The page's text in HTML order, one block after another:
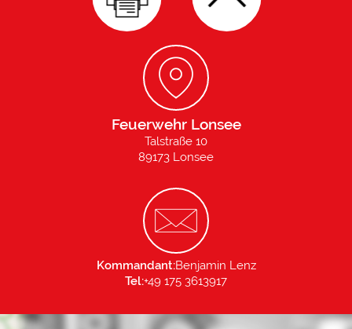
Feuerwehr Lonsee
Talstraße 10
89173 Lonsee
Kommandant:Benjamin Lenz
Tel:+49 175 3613917